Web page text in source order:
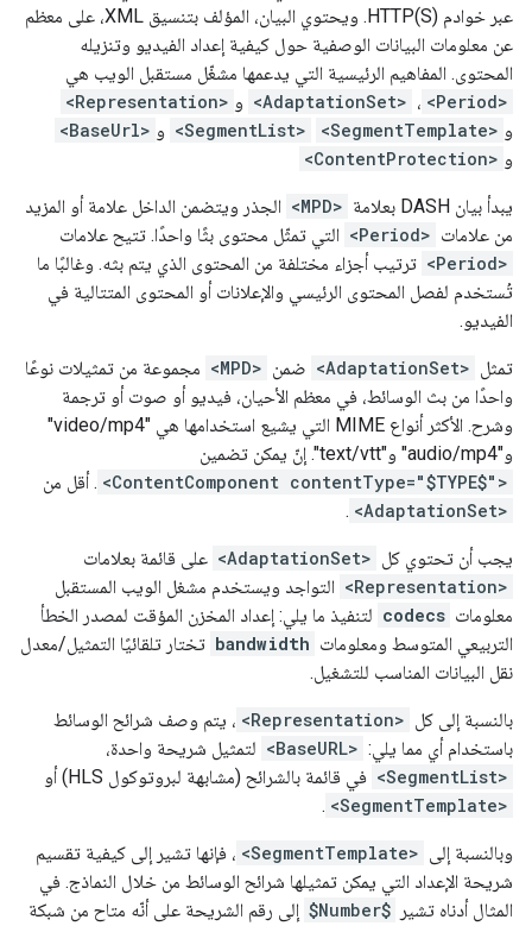
عبر خوادم HTTP(S). ويحتوي البيان، المؤلف بتنسيق XML، على معظم
عن معلومات البيانات الوصفية حول كيفية إعداد الفيديو وتنزيله
المحتوى. المفاهيم الرئيسية التي يدعمها مشغّل مستقبل الويب هي
<Period> ، <AdaptationSet> و <Representation>
و <SegmentTemplate>
<SegmentList> و <BaseUrl>
و <ContentProtection>
يبدأ بيان DASH بعلامة <MPD> الجذر ويتضمن الداخل علامة أو المزيد
من علامات <Period> التي تمثّل محتوى بثًا واحدًا. تتيح علامات
<Period> ترتيب أجزاء مختلفة من المحتوى الذي يتم بثه. وغالبًا ما
تُستخدم لفصل المحتوى الرئيسي والإعلانات أو المحتوى المتتالية في
الفيديو.
تمثل <AdaptationSet> ضمن <MPD> مجموعة من تمثيلات نوعًا
واحدًا من بث الوسائط، في معظم الأحيان، فيديو أو صوت أو ترجمة
وشرح. الأكثر أنواع MIME التي يشيع استخدامها هي "video/mp4"
و"audio/mp4" و"text/vtt". إنّ يمكن تضمين
<ContentComponent contentType="$TYPE$"> . أقل من
<AdaptationSet>
.
يجب أن تحتوي كل <AdaptationSet> على قائمة بعلامات
<Representation> التواجد ويستخدم مشغل الويب المستقبل
معلومات codecs لتنفيذ ما يلي: إعداد المخزن المؤقت لمصدر الخطأ
التربيعي المتوسط ومعلومات bandwidth تختار تلقائيًا التمثيل/معدل
نقل البيانات المناسب للتشغيل.
بالنسبة إلى كل <Representation> ، يتم وصف شرائح الوسائط
باستخدام أي مما يلي: <BaseURL> لتمثيل شريحة واحدة،
<SegmentList> في قائمة بالشرائح (مشابهة لبروتوكول HLS) أو
<SegmentTemplate>
.
وبالنسبة إلى <SegmentTemplate> ، فإنها تشير إلى كيفية تقسيم
شريحة الإعداد التي يمكن تمثيلها شرائح الوسائط من خلال النماذج. في
المثال أدناه تشير $Number$ إلى رقم الشريحة على أنّه متاح من شبكة